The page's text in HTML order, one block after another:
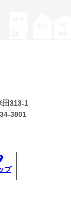
プ
田313-1
3801